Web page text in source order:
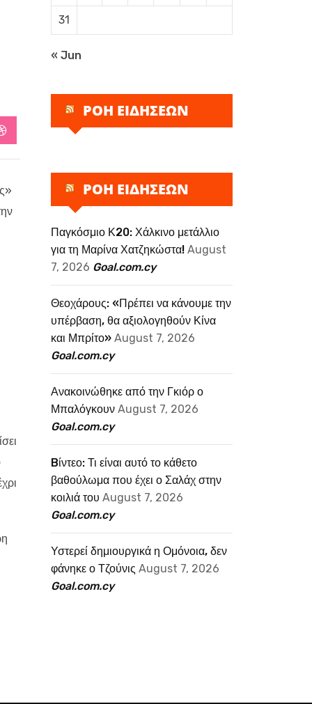
StumbleUpon
31
« Jun
ΡΟΗ ΕΙΔΗΣΕΩΝ
ΡΟΗ ΕΙΔΗΣΕΩΝ
Παγκόσμιο Κ20: Χάλκινο μετάλλιο
για τη Μαρίνα Χατζηκώστα! August
7, 2026 Goal.com.cy
Θεοχάρους: «Πρέπει να κάνουμε την
υπέρβαση, θα αξιολογηθούν Κίνα
και Μπρίτο» August 7, 2026
Goal.com.cy
Ανακοινώθηκε από την Γκιόρ ο
Μπαλόγκουν August 7, 2026
Goal.com.cy
Bίντεο: Τι είναι αυτό το κάθετο
βαθούλωμα που έχει ο Σαλάχ στην
κοιλιά του August 7, 2026
Goal.com.cy
Υστερεί δημιουργικά η Ομόνοια, δεν
φάνηκε ο Τζούνις August 7, 2026
Goal.com.cy